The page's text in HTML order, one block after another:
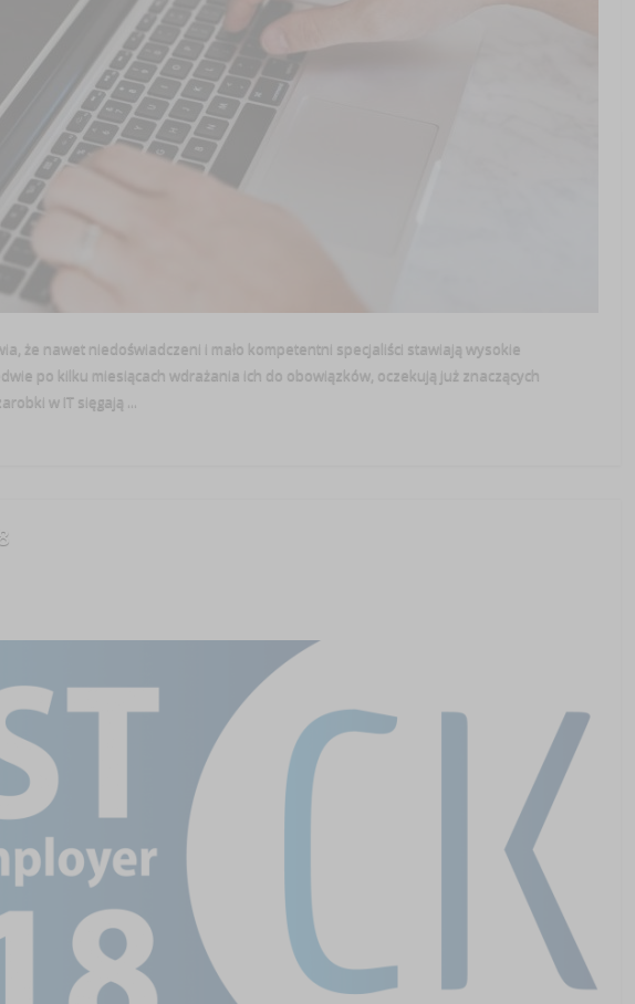
że nawet niedoświadczeni i mało kompetentni specjaliści stawiają wysokie
po kilku miesiącach wdrażania ich do obowiązków, oczekują już znaczących
w IT sięgają ...